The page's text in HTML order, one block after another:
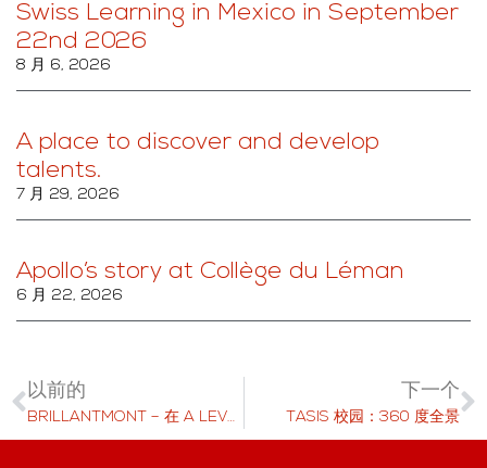
Swiss Learning in Mexico in September
22nd 2026
8 月 6, 2026
A place to discover and develop
talents.
7 月 29, 2026
Apollo’s story at Collège du Léman
6 月 22, 2026
以前的
BRILLANTMONT – 在 A LEVEL 和国际文凭之间进行选择
下一个
TASIS 校园：360 度全景